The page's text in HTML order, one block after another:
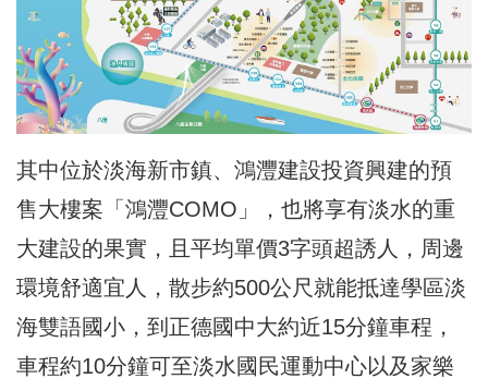
其中位於淡海新市鎮、鴻灃建設投資興建的預
售大樓案「鴻灃COMO」，也將享有淡水的重
大建設的果實，且平均單價3字頭超誘人，周邊
環境舒適宜人，散步約500公尺就能抵達學區淡
海雙語國小，到正德國中大約近15分鐘車程，
車程約10分鐘可至淡水國民運動中心以及家樂